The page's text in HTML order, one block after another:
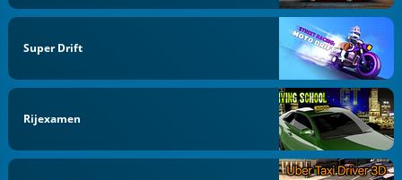
Super Drift
Rijexamen